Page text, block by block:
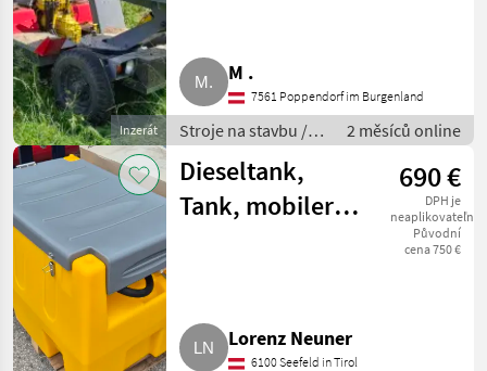
Inzerát
M .
7561 Poppendorf im Burgenland
Stroje na stavbu /
Sklápacie vozidlo
2 měsíců online
Dieseltank,
Tank, mobiler
690 €
DPH je
neaplikovateľné
Původní
cena 750 €
Lorenz Neuner
6100 Seefeld in Tirol